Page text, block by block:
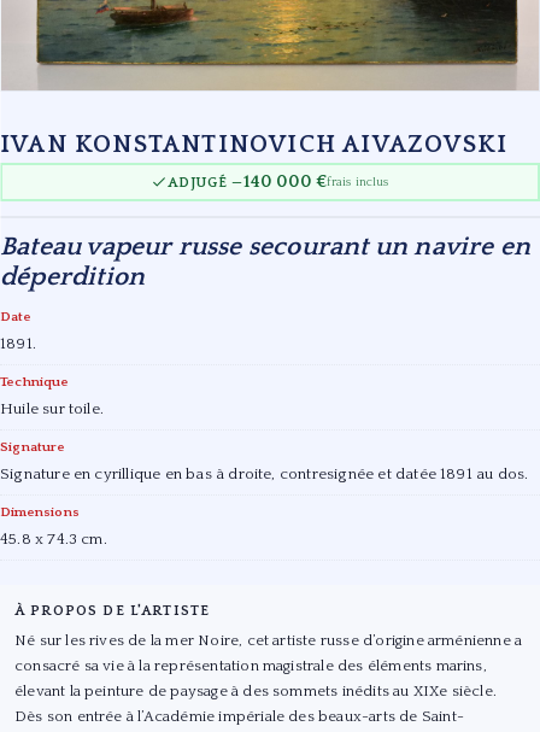
IVAN KONSTANTINOVICH AIVAZOVSKI
ADJUGÉ —140 000 €frais inclus
Bateau vapeur russe secourant un navire en
déperdition
Date
1891.
Technique
Huile sur toile.
Signature
Signature en cyrillique en bas à droite, contresignée et datée 1891 au dos.
Dimensions
45.8 x 74.3 cm.
À PROPOS DE L'ARTISTE
Né sur les rives de la mer Noire, cet artiste russe d’origine arménienne a
consacré sa vie à la représentation magistrale des éléments marins,
élevant la peinture de paysage à des sommets inédits au XIXe siècle.
Dès son entrée à l’Académie impériale des beaux-arts de Saint-